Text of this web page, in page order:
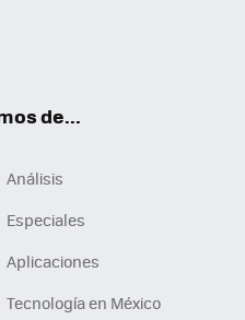
de...
Análisis
Especiales
Aplicaciones
Tecnología en México